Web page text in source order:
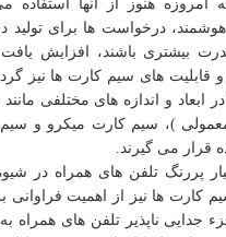
امروزه هنوز از آنها استفاده
درخواست ها برای تولید
بیشتری باشند، افزایش یافت
قابلیت های سیم کارت ها نیز
ابعاد و اندازه های مختلفی
)، سیم کارت میکرو و سیم
قرار می گیرند.
پررنگ تلفن های همراه در
کارت ها نیز از اهمیت فراوانی
جدایی ناپذیر تلفن های همراه